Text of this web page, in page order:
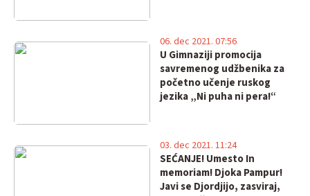
U Gimnaziji promocija
savremenog udžbenika za
početno učenje ruskog
jezika „Ni puha ni pera!“
06. dec 2021. 07:56
SEĆANJE! Umesto In
memoriam! Djoka Pampur!
Javi se Djordjijo, zasviraj,
03. dec 2021. 11:24